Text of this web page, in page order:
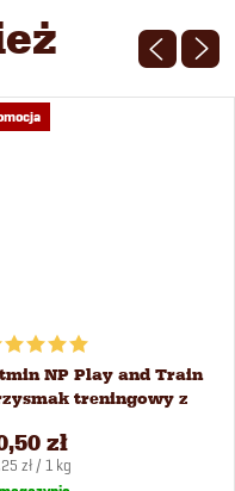
NP Play and Train
treningowy z
zł
zł / 1 kg